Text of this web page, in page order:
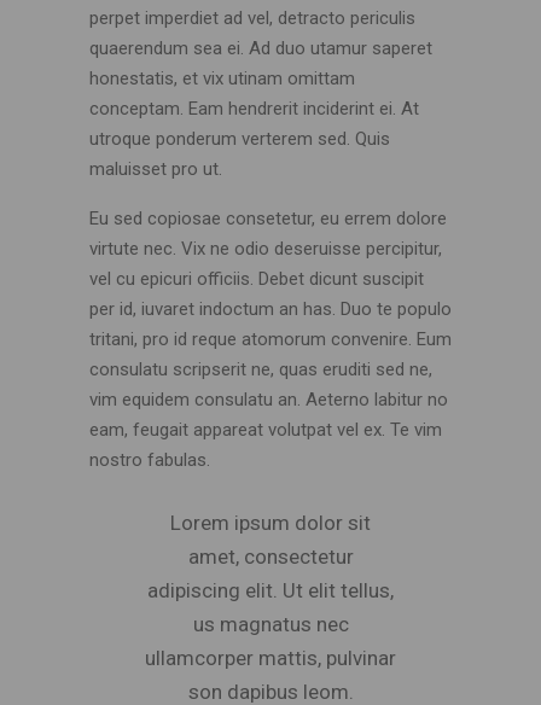
perpet imperdiet ad vel, detracto periculis
quaerendum sea ei. Ad duo utamur saperet
honestatis, et vix utinam omittam
conceptam. Eam hendrerit inciderint ei. At
utroque ponderum verterem sed. Quis
maluisset pro ut.
Eu sed copiosae consetetur, eu errem dolore
virtute nec. Vix ne odio deseruisse percipitur,
vel cu epicuri officiis. Debet dicunt suscipit
per id, iuvaret indoctum an has. Duo te populo
tritani, pro id reque atomorum convenire. Eum
consulatu scripserit ne, quas eruditi sed ne,
vim equidem consulatu an. Aeterno labitur no
eam, feugait appareat volutpat vel ex. Te vim
nostro fabulas.
Lorem ipsum dolor sit
amet, consectetur
adipiscing elit. Ut elit tellus,
us magnatus nec
ullamcorper mattis, pulvinar
son dapibus leom.